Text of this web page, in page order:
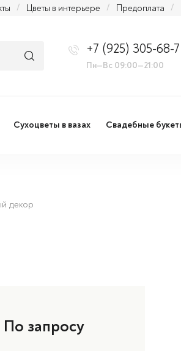
/ Цветы в интерьере / Предоплата /
+7 (925) 305-68-
Пн—Вс 09:00—21:00
Сухоцветы в вазах Свадебные
декор
По запросу